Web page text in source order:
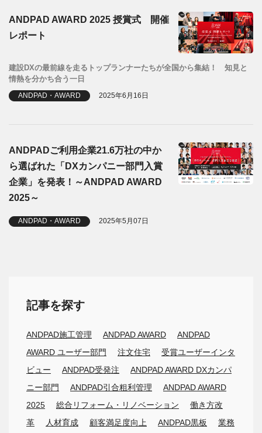
ANDPAD AWARD 2025 授賞式 開催
レポート
建設DXの最前線を走るトップランナーたちが全国から集結！ 知見と
情熱を分かち合う一日
ANDPAD・AWARD 2025年6月16日
ANDPADご利用企業21.6万社の中か
ら選ばれた「DXカンパニー部門入賞
企業」を発表！～ANDPAD AWARD
2025～
ANDPAD・AWARD 2025年5月07日
記事を探す
ANDPAD施工管理 ANDPAD AWARD
ANDPAD
AWARD ユーザー部門
注文住宅
受賞ユーザーインタ
ビュー
ANDPAD受発注
ANDPAD AWARD DXカンパ
ニー部門
ANDPAD引合粗利管理
ANDPAD AWARD
2025
総合リフォーム・リノベーション
働き方改
革
人材育成 顧客満足度向上 ANDPAD黒板 業務